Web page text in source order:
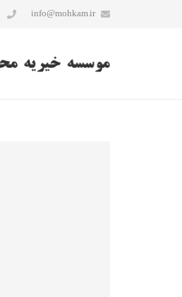
info@mohkam.ir